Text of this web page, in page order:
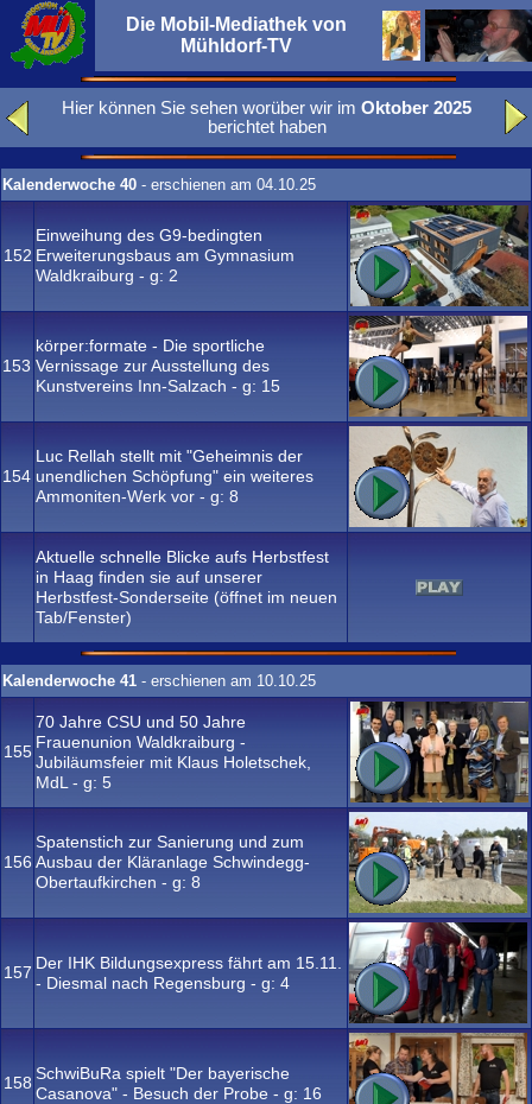
Die Mobil-Mediathek von
Mühldorf-TV
Hier können Sie sehen worüber wir im Oktober 2025
berichtet haben
Kalenderwoche 40 - erschienen am 04.10.25
152
Einweihung des G9-bedingten
Erweiterungsbaus am Gymnasium
Waldkraiburg - g: 2
153
körper:formate - Die sportliche
Vernissage zur Ausstellung des
Kunstvereins Inn-Salzach - g: 15
154
Luc Rellah stellt mit "Geheimnis der
unendlichen Schöpfung" ein weiteres
Ammoniten-Werk vor - g: 8
Aktuelle schnelle Blicke aufs Herbstfest
in Haag finden sie auf unserer
Herbstfest-Sonderseite (öffnet im neuen
Tab/Fenster)
Kalenderwoche 41 - erschienen am 10.10.25
155
70 Jahre CSU und 50 Jahre
Frauenunion Waldkraiburg -
Jubiläumsfeier mit Klaus Holetschek,
MdL - g: 5
156
Spatenstich zur Sanierung und zum
Ausbau der Kläranlage Schwindegg-
Obertaufkirchen - g: 8
157 Der IHK Bildungsexpress fährt am 15.11.
- Diesmal nach Regensburg - g: 4
158 SchwiBuRa spielt "Der bayerische
Casanova" - Besuch der Probe - g: 16